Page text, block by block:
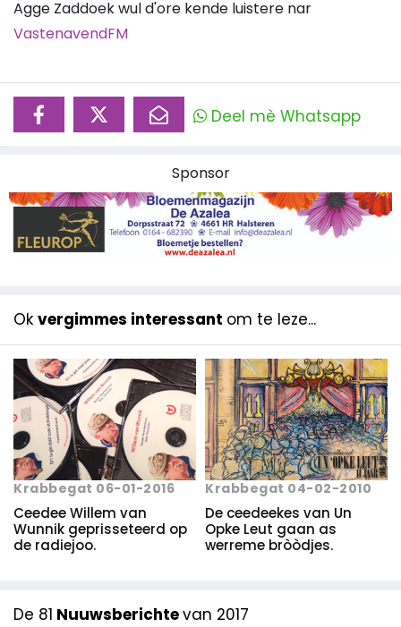
Agge Zaddoek wul d'ore kende luistere nar
VastenavendFM
Deel mè Whatsapp
Sponsor
Ok vergimmes interessant om te leze...
Krabbegat 06-01-2016
Ceedee Willem van
Wunnik geprisseteerd op
de radiejoo.
Krabbegat 04-02-2010
De ceedeekes van Un
Opke Leut gaan as
werreme bròòdjes.
De 81 Nuuwsberichtevan 2017